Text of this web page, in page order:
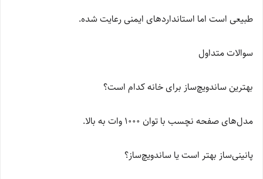
طبیعی است اما استانداردهای ایمنی رعایت شده.
سوالات متداول
بهترین ساندویچ‌ساز برای خانه کدام است؟
مدل‌های صفحه نچسب با توان 1000 وات به بالا.
پانینی‌ساز بهتر است یا ساندویچ‌ساز؟